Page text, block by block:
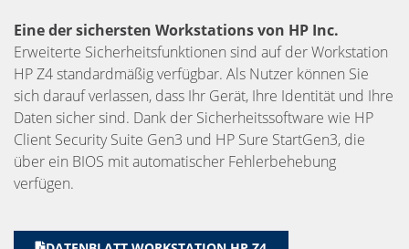
Eine der sichersten Workstations von HP Inc.
Erweiterte Sicherheitsfunktionen sind auf der Workstation
HP Z4 standardmäßig verfügbar. Als Nutzer können Sie
sich darauf verlassen, dass Ihr Gerät, Ihre Identität und Ihre
Daten sicher sind. Dank der Sicherheitssoftware wie HP
Client Security Suite Gen3 und HP Sure StartGen3, die
über ein BIOS mit automatischer Fehlerbehebung
verfügen.